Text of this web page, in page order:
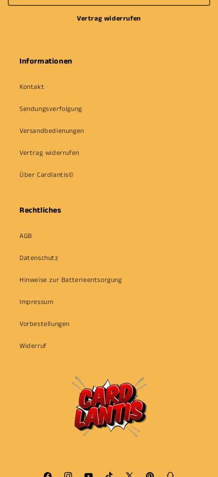
Vertrag widerrufen
Informationen
Kontakt
Sendungsverfolgung
Versandbedienungen
Vertrag widerrufen
Über Cardlantis©
Rechtliches
AGB
Datenschutz
Hinweise zur Batterieentsorgung
Impressum
Vorbestellungen
Widerruf